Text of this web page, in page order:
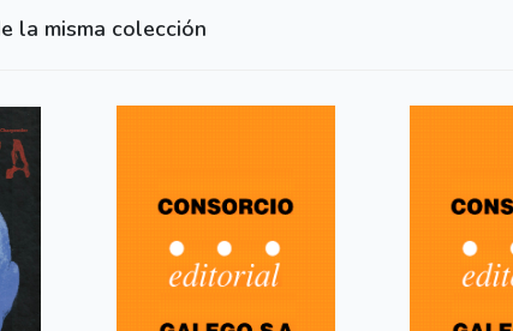
la misma colección